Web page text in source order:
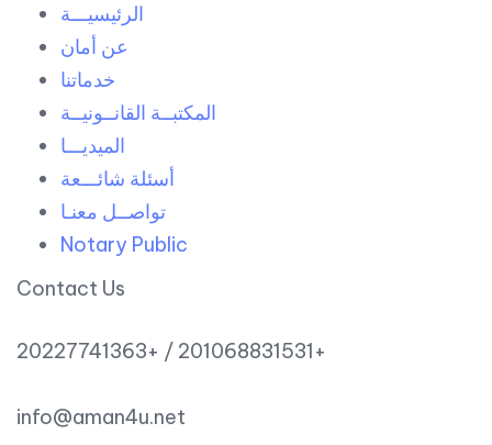
الرئيسيـــة
عن أمان
خدماتنا
المكتبــة القانــونيــة
الميديـــا
أسئلة شائـــعة
تواصــل معنـا
Notary Public
Contact Us
20227741363+ / 201068831531+
info@aman4u.net